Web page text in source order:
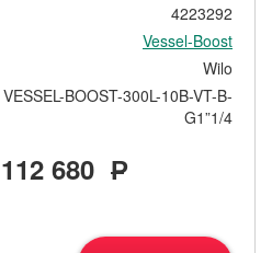
4223292
Vessel-Boost
Wilo
VESSEL-BOOST-300L-10B-VT-B-
G1”1/4
112 680 Р